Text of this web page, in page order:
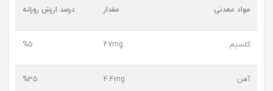
مواد معدنی مقدار درصد ارزش روزانه
کلسیم 47mg
%5
آهن 4.4mg
%35